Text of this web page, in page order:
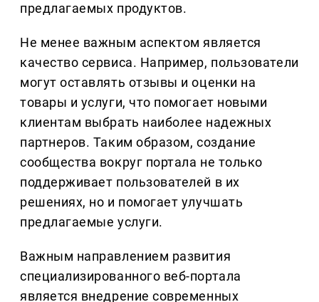
предлагаемых продуктов.
Не менее важным аспектом является
качество сервиса. Например, пользователи
могут оставлять отзывы и оценки на
товары и услуги, что помогает новыми
клиентам выбрать наиболее надежных
партнеров. Таким образом, создание
сообщества вокруг портала не только
поддерживает пользователей в их
решениях, но и помогает улучшать
предлагаемые услуги.
Важным направлением развития
специализированного веб-портала
является внедрение современных